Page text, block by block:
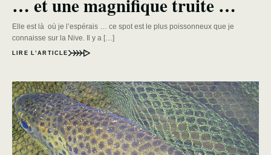
… et une magnifique truite …
Elle est là où je l’espérais … ce spot est le plus poissonneux que je
connaisse sur la Nive. Il y a […]
LIRE L’ARTICLE